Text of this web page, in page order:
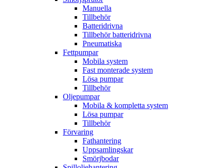
Manuella
Tillbehör
Batteridrivna
Tillbehör batteridrivna
Pneumatiska
Fettpumpar
Mobila system
Fast monterade system
Lösa pumpar
Tillbehör
Oljepumpar
Mobila & kompletta system
Lösa pumpar
Tillbehör
Förvaring
Fathantering
Uppsamlingskar
Smörjbodar